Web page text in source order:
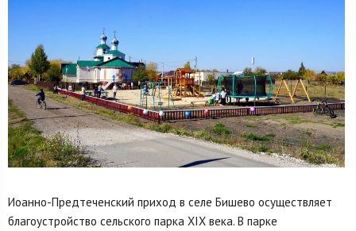
Иоанно-Предтеченский приход в селе Бишево осуществляет
благоустройство сельского парка XIX века. В парке